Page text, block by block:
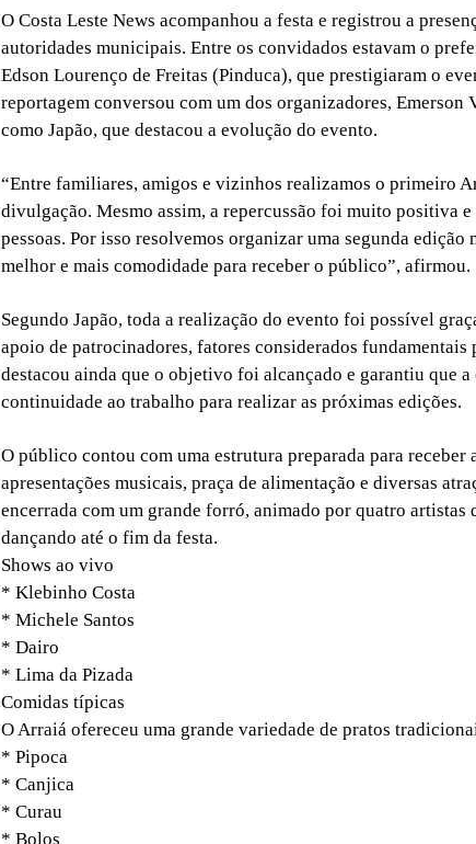
O Costa Leste News acompanhou a festa e registrou a
autoridades municipais. Entre os convidados estavam o
Edson Lourenço de Freitas (Pinduca), que prestigiaram o
reportagem conversou com um dos organizadores,
como Japão, que destacou a evolução do evento.
“Entre familiares, amigos e vizinhos realizamos o primeiro
divulgação. Mesmo assim, a repercussão foi muito positiva
pessoas. Por isso resolvemos organizar uma segunda edição
melhor e mais comodidade para receber o público”, afirmou.
Segundo Japão, toda a realização do evento foi possível
apoio de patrocinadores, fatores considerados fundamentais
destacou ainda que o objetivo foi alcançado e garantiu que
continuidade ao trabalho para realizar as próximas edições.
O público contou com uma estrutura preparada para
apresentações musicais, praça de alimentação e diversas
encerrada com um grande forró, animado por quatro artistas
dançando até o fim da festa.
Shows ao vivo
* Klebinho Costa
* Michele Santos
* Dairo
* Lima da Pizada
Comidas típicas
O Arraiá ofereceu uma grande variedade de pratos
* Pipoca
* Canjica
* Curau
* Bolos